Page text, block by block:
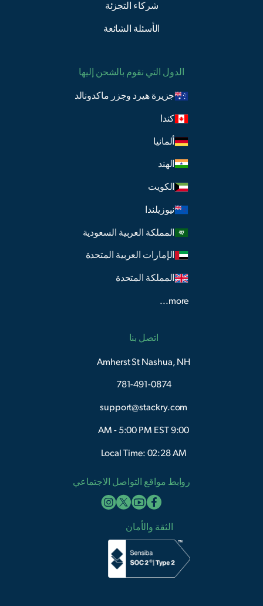
شركاء التجزئة
الأسئلة الشائعة
الدول التي نقوم بالشحن إليها
جزيرة هيرد وجزر ماكدونالد
كندا
ألمانيا
الهند
الكويت
نيوزيلندا
المملكة العربية السعودية
الإمارات العربية المتحدة
المملكة المتحدة
more...
اتصل بنا
Amherst St Nashua, NH
781-491-0874
support@stackry.com
9:00 AM - 5:00 PM EST
Local Time: 02:28 AM
روابط مواقع التواصل الاجتماعي
الثقة والأمان